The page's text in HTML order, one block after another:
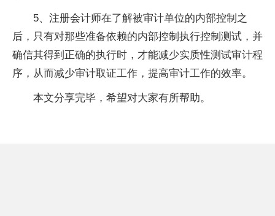
5、注册会计师在了解被审计单位的内部控制之
后，只有对那些准备依赖的内部控制执行控制测试，并
确信其得到正确的执行时，才能减少实质性测试审计程
序，从而减少审计取证工作，提高审计工作的效率。
本文分享完毕，希望对大家有所帮助。